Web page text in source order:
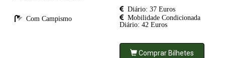
Com Campismo
Diário: 37 Euros
Mobilidade Condicionada
Diário: 42 Euros
Comprar Bilhetes